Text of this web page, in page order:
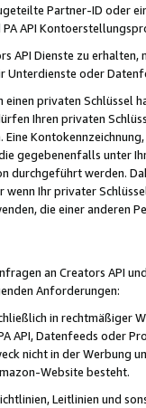
Partner-ID oder
API
API Dienste zu
Unterdienste oder
einen privaten
Ihren privaten
gegebenenfalls unter
durchgeführt werden.
wenn Ihr privater
die einer anderen
an Creators API
Anforderungen:
in rechtmäßiger
API, Datenfeeds oder
nicht in der Werbung
Website besteht.
Leitlinien und